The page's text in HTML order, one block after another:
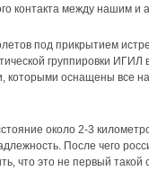
контакта между нашим
под прикрытием
группировки
которыми оснащены все
около 2-3
После чего
что это не первый такой